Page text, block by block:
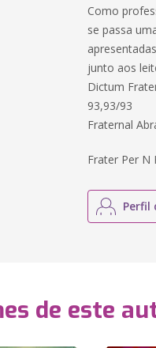
Como
se passa
junto aos
Dictum
93,93/93
Fraternal
Frater Per N
Perfil
de este